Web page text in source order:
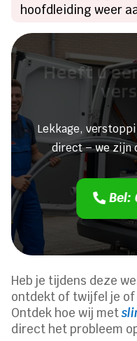
hoofdleiding weer
Heeft u
Lekkage,
direct – we zijn
Bel:
Heb je tijdens deze
ontdekt of twijfel je
Ontdek hoe wij met
direct het probleem